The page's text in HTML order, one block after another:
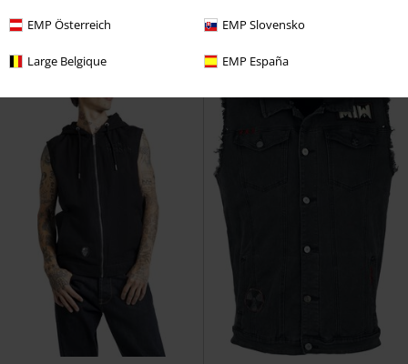
EMP Österreich EMP Slovensko
Large Belgique EMP España